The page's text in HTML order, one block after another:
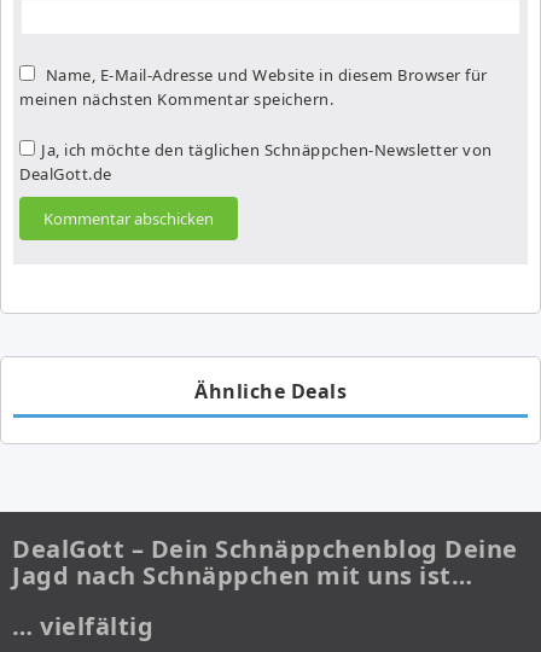
Name, E-Mail-Adresse und Website in diesem Browser für
meinen nächsten Kommentar speichern.
Ja, ich möchte den täglichen Schnäppchen-Newsletter von
DealGott.de
Ähnliche Deals
DealGott – Dein Schnäppchenblog Deine
Jagd nach Schnäppchen mit uns ist…
… vielfältig